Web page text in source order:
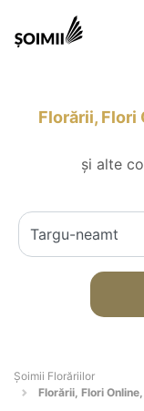
Florării, Flori
și alte
Șoimii Florăriilor
Florării, Flori